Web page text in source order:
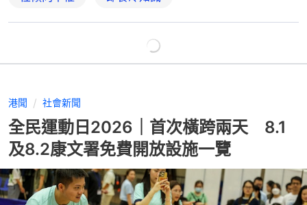
港聞 社會新聞
全民運動日2026｜首次橫跨兩天 8.1
及8.2康文署免費開放設施一覽